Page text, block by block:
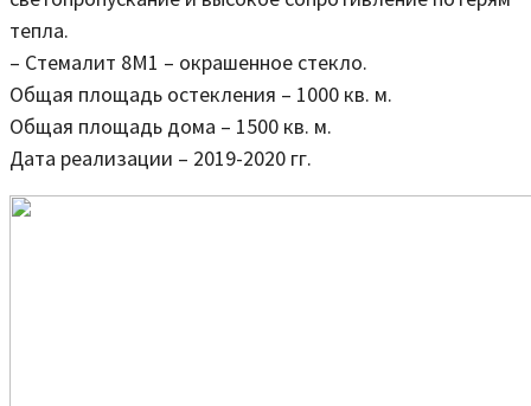
тепла.
– Стемалит 8М1 – окрашенное стекло.
Общая площадь остекления – 1000 кв. м.
Общая площадь дома – 1500 кв. м.
Дата реализации – 2019-2020 гг.